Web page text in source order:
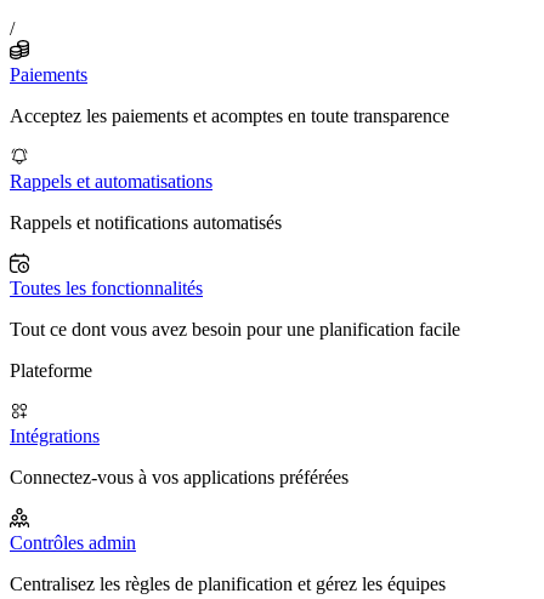
/
Paiements
Acceptez les paiements et acomptes en toute transparence
Rappels et automatisations
Rappels et notifications automatisés
Toutes les fonctionnalités
Tout ce dont vous avez besoin pour une planification facile
Plateforme
Intégrations
Connectez-vous à vos applications préférées
Contrôles admin
Centralisez les règles de planification et gérez les équipes